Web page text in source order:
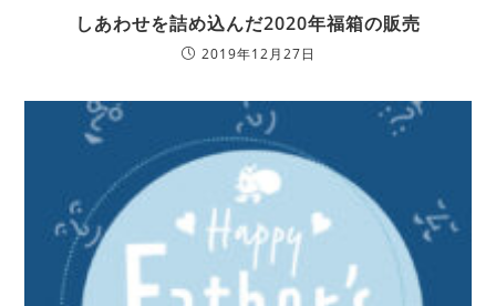
しあわせを詰め込んだ2020年福箱の販売
2019年12月27日